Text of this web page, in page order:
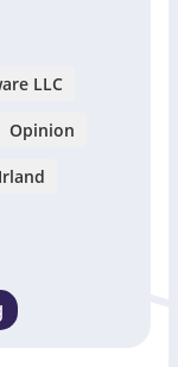
LLC
Opinion